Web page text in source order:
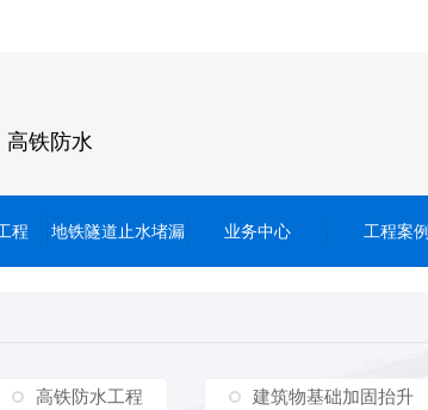
高铁防水
程 地铁隧道止水堵漏 业务中心 工程案例
高铁防水工程 建筑物基础加固抬升